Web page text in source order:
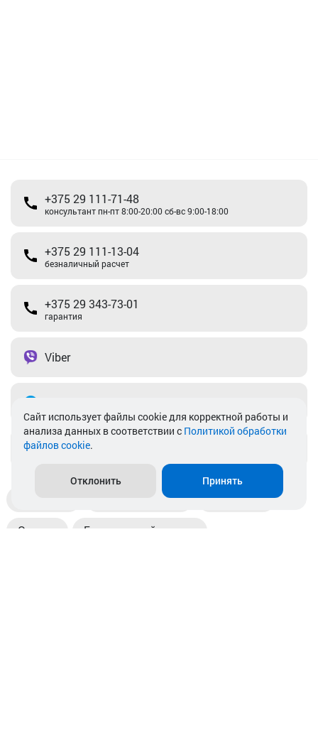
+375 29 111-71-48
консультант пн-пт 8:00-20:00 сб-вс 9:00-18:00
+375 29 111-13-04
безналичный расчет
+375 29 343-73-01
гарантия
Viber
info@akkamulik.by
Пункты выдачи Магазины
Оплата Безналичный расчет
Cайт использует файлы cookie для корректной работы и
анализа данных в соответствии с Политикой обработки
файлов cookie.
Отклонить Принять